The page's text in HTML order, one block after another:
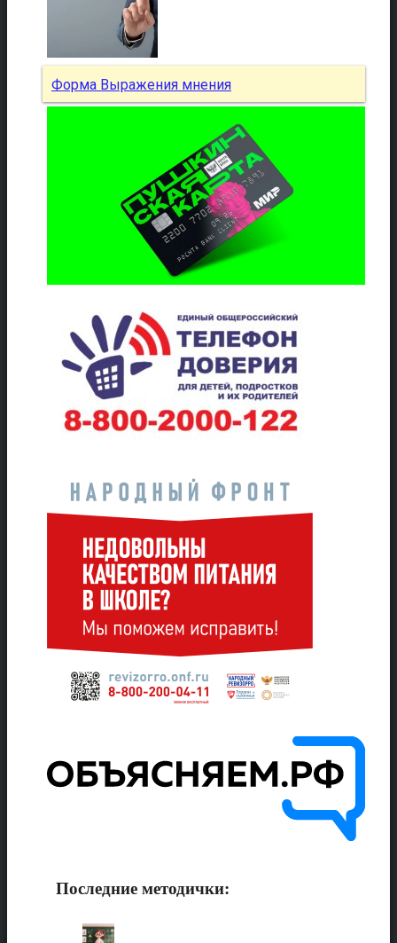
Форма Выражения мнения
Последние методички: